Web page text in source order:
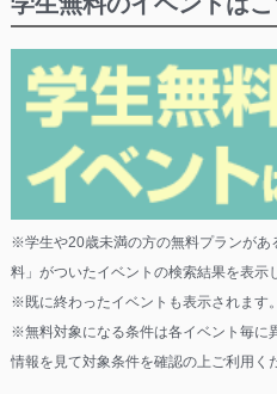
※学生や20歳未満の方の無料プランがあ
料」がついたイベントの検索結果を表示
※既に終わったイベントも表示されます。
※無料対象になる条件は各イベント毎に
情報を見て対象条件を確認の上ご利用く